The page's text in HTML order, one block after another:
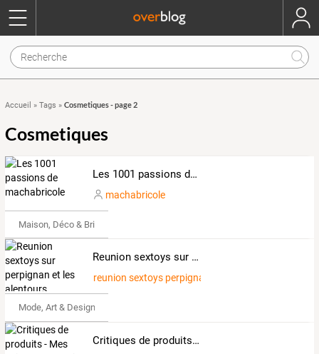
Accueil » Tags » Cosmetiques - page 2
Cosmetiques
Les 1001 passions de machabricole
machabricole
Maison, Déco & Bricolage
Reunion sextoys sur perpignan et les alentours
reunion sextoys perpignan 66, narbonne 11
Mode, Art & Design
Critiques de produits - Mes achats - Conseils Shopping